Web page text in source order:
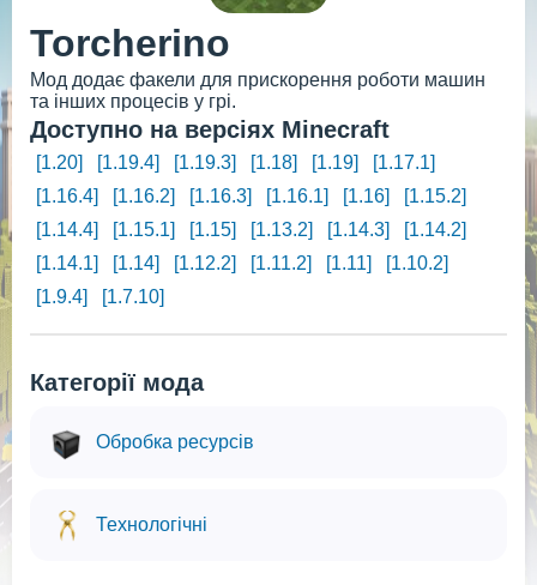
Torcherino
Мод додає факели для прискорення роботи машин
та інших процесів у грі.
Доступно на версіях Minecraft
[1.20] [1.19.4] [1.19.3] [1.18] [1.19]
[1.17.1]
[1.16.4]
[1.16.2] [1.16.3] [1.16.1] [1.16]
[1.15.2]
[1.14.4]
[1.15.1] [1.15] [1.13.2] [1.14.3]
[1.14.2]
[1.14.1]
[1.14] [1.12.2] [1.11.2] [1.11]
[1.10.2]
[1.9.4]
[1.7.10]
Категорії мода
Обробка ресурсів
Технологічні